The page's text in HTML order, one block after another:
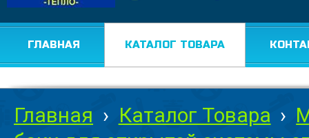
ГЛАВНАЯ КАТАЛОГ ТОВАРА
Главная › Каталог Товара ›